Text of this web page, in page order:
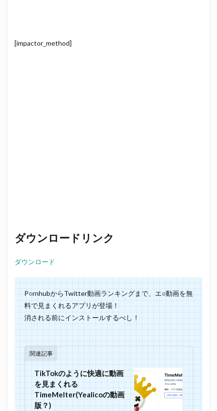
[impactor_method]
ダウンロードリンク
ダウンロード
P○rnhubからTwitter動画ランキングまで、エ○動画を無
料で見まくれるアプリが登場！
消される前にインストールするべし！
関連記事
TikTokのように快適に動画
を見まくれる
TimeMelter(Yealicoの動画
版？)